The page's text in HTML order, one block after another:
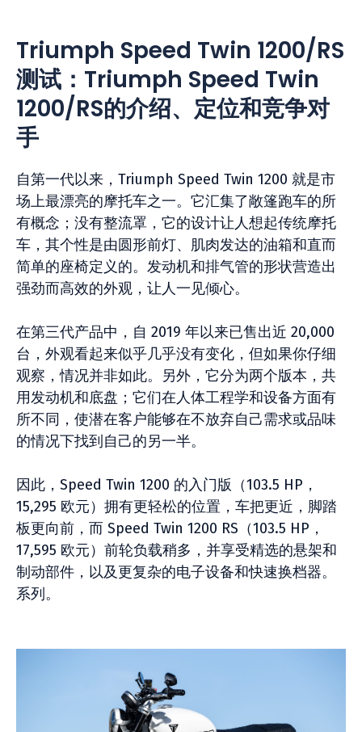
Triumph Speed Twin 1200/RS
测试：Triumph Speed Twin
1200/RS的介绍、定位和竞争对
手
自第一代以来，Triumph Speed Twin 1200 就是市
场上最漂亮的摩托车之一。它汇集了敞篷跑车的所
有概念；没有整流罩，它的设计让人想起传统摩托
车，其个性是由圆形前灯、肌肉发达的油箱和直而
简单的座椅定义的。发动机和排气管的形状营造出
强劲而高效的外观，让人一见倾心。
在第三代产品中，自 2019 年以来已售出近 20,000
台，外观看起来似乎几乎没有变化，但如果你仔细
观察，情况并非如此。另外，它分为两个版本，共
用发动机和底盘；它们在人体工程学和设备方面有
所不同，使潜在客户能够在不放弃自己需求或品味
的情况下找到自己的另一半。
因此，Speed Twin 1200 的入门版（103.5 HP，
15,295 欧元）拥有更轻松的位置，车把更近，脚踏
板更向前，而 Speed Twin 1200 RS（103.5 HP，
17,595 欧元）前轮负载稍多，并享受精选的悬架和
制动部件，以及更复杂的电子设备和快速换档器。
系列。